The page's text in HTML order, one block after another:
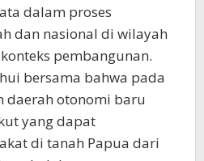
dalam proses
dan nasional di wilayah
pembangunan.
bersama bahwa pada
daerah otonomi baru
yang dapat
di tanah Papua dari